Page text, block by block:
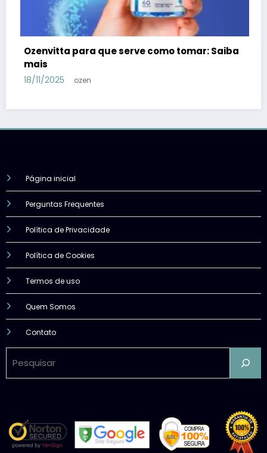
como tomar: Saiba
Ozenvitta ou Mounjax:
Página inicial
Perguntas Frequentes
Política de Privacidade
Política de Cookies
Termos de uso
Quem Somos
Contato